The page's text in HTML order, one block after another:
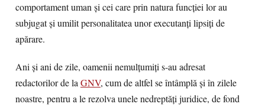
comportament uman şi cei care prin natura funcţiei lor au
subjugat şi umilit personalitatea unor executanţi lipsiţi de
apărare.
Ani şi ani de zile, oamenii nemulţumiţi s-au adresat
redactorilor de laGNV, cum de altfel se întâmplă şi în zilele
noastre, pentru a le rezolva unele nedreptăţi juridice, de fond